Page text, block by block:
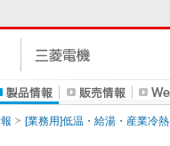
[業務用]低温・給湯・産業冷熱